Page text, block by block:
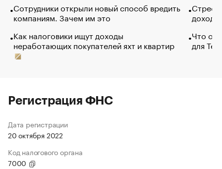
Сотрудники открыли новый способ вредить
компаниям. Зачем им это
Как налоговики ищут доходы
неработающих покупателей яхт и квартир
Что
для
Регистрация ФНС
Дата регистрации
20 октября 2022
Код налогового органа
7000